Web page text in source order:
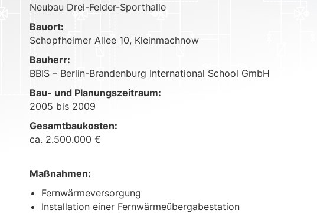
Neubau Drei-Felder-Sporthalle
Bauort:
Schopfheimer Allee 10, Kleinmachnow
Bauherr:
BBIS – Berlin-Brandenburg International School GmbH
Bau- und Planungszeitraum:
2005 bis 2009
Gesamtbaukosten:
ca. 2.500.000 €
Maßnahmen:
Fernwärmeversorgung
Installation einer Fernwärmeübergabestation